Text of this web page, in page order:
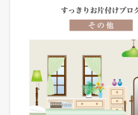
暮らしのサポート
お客さまセンターによる住まい
収納メソッド
住まいの相談
コラム
とっておき 魅惑の手みやげ
街の話題
ご優待
会員様ご優待
イベント・プレゼント